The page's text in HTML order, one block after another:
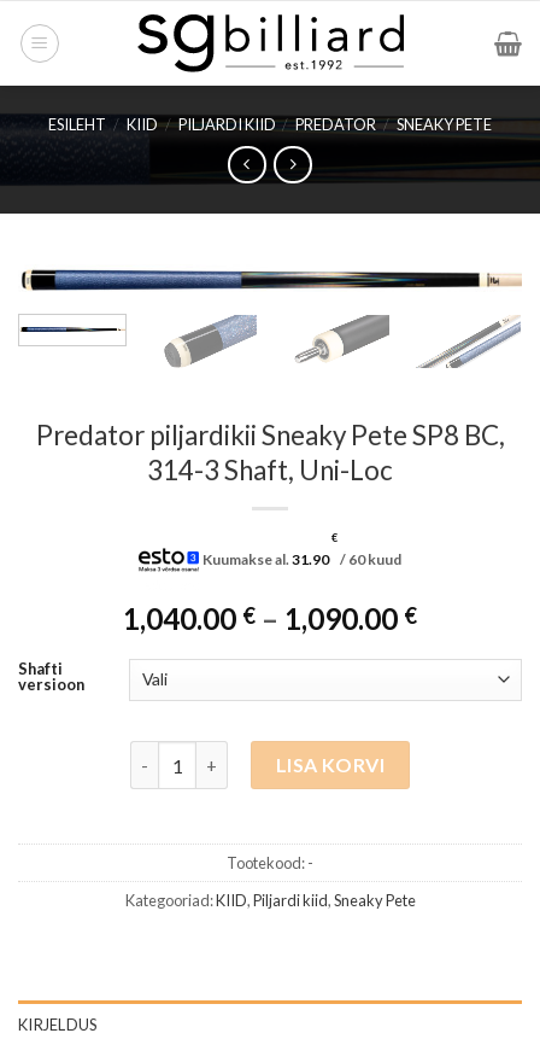
ESILEHT / KIID / PILJARDI KIID / PREDATOR / SNEAKY PETE
Predator piljardikii Sneaky Pete SP8 BC,
314-3 Shaft, Uni-Loc
Kuumakse al. 31.90
€
/ 60 kuud
1,040.00 € – 1,090.00 €
1,090.00
Shafti
versioon
LISA KORVI
Tootekood:-
Kategooriad:KIID,Piljardi kiid,Sneaky Pete
KIRJELDUS